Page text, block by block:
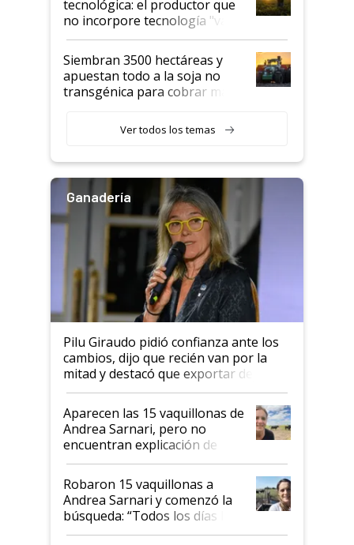
tecnológica: el productor que
no incorpore tecnología "va a
perder el tren"
Siembran 3500 hectáreas y
apuestan todo a la soja no
transgénica para cobrar más
Ver todos los temas
Ganadería
Pilu Giraudo pidió confianza ante los
cambios, dijo que recién van por la
mitad y destacó que exportar dejó de
ser "para unos pocos": "Tenemos un
mandato muy claro del gobierno
nacional"
Aparecen las 15 vaquillonas de
Andrea Sarnari, pero no
encuentran explicación de
cómo llegaron allí
Robaron 15 vaquillonas a
Andrea Sarnari y comenzó la
búsqueda: “Todos los días le
toca a algún productor”